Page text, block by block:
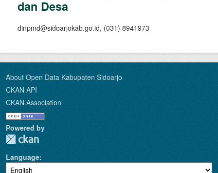
dan Desa
dinpmd@sidoarjokab.go.id, (031) 8941973
About Open Data Kabupaten Sidoarjo
CKAN API
CKAN Association
Powered by
Language